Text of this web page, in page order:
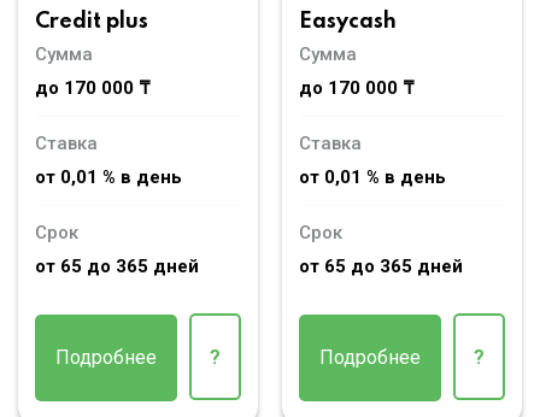
Credit plus
Сумма
до 170 000 ₸
Ставка
от 0,01 % в день
Срок
от 65 до 365 дней
Подробнее ?
Easycash
Сумма
до 170 000 ₸
Ставка
от 0,01 % в день
Срок
от 65 до 365 дней
Подробнее ?